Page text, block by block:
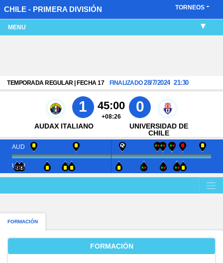
CHILE - PRIMERA DIVISIÓN TORNEOS
MENU
TEMPORADA REGULAR | FECHA 17 FINALIZADO28/7/2024 21:30
AUDAX ITALIANO
1 45:00
+08:26
0
UNIVERSIDAD DE
CHILE
AUD
UCH
FORMACIÓN
FORMACIÓN